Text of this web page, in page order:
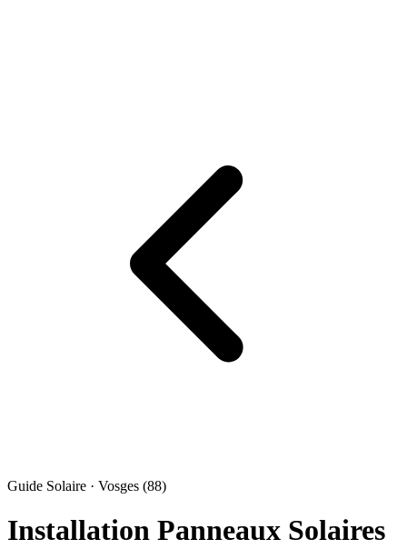
Guide Solaire · Vosges (88)
Installation Panneaux Solaires